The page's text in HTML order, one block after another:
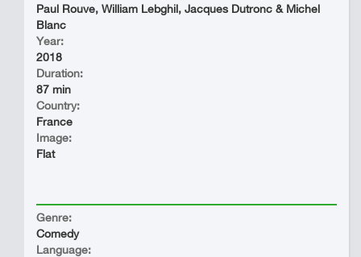
Paul Rouve, William Lebghil, Jacques Dutronc & Michel
Blanc
Year:
2018
Duration:
87 min
Country:
France
Image:
Flat
Genre:
Comedy
Language: